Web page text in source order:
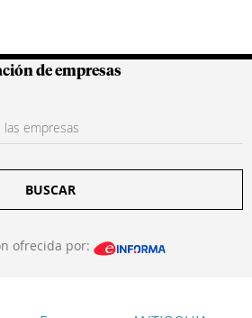
Colombianas
de empresas
BUSCAR
ofrecida por: